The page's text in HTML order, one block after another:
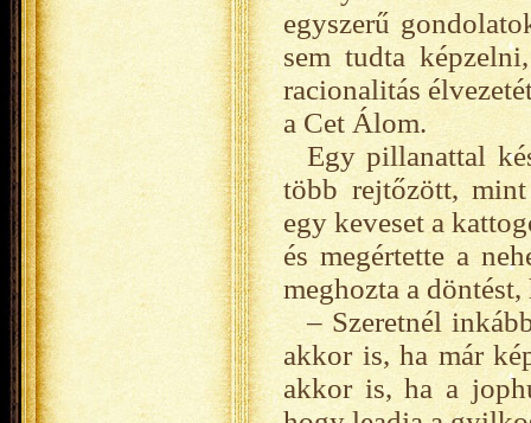
egyszerű
sem tudta
racionalitás
a Cet Álom.
Egy pillanattal
több rejtőzött, mint
egy keveset a
és megértette a
meghozta a
– Szeretnél
akkor is, ha már
akkor is, ha a